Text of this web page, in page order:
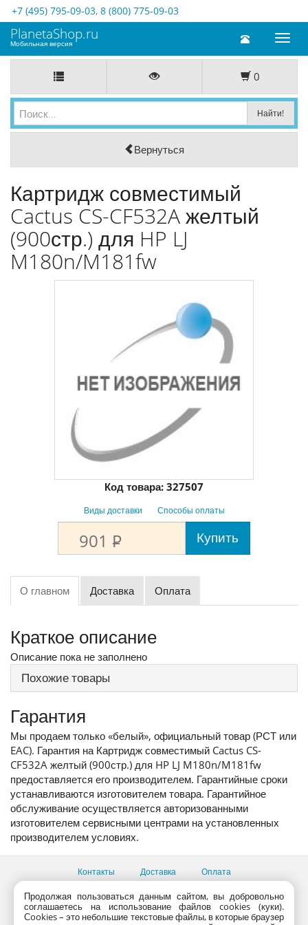
+7 (495) 795-09-03, 8 (800) 775-09-03
Toggle
PlanetaShop.ru
Мобильная версия
0
Вернуться
Картридж совместимый
Cactus CS-CF532A желтый
(900стр.) для HP LJ
M180n/M181fw
Код товара: 327507
Виды доставки Способы оплаты
901 P Купить
О главном Доставка Оплата
Краткое описание
Описание пока не заполнено
Похожие товары
Гарантия
Мы продаем только «белый», официальный товар (РСТ или
EAC). Гарантия на Картридж совместимый Cactus CS-
CF532A желтый (900стр.) для HP LJ M180n/M181fw
предоставляется его производителем. Гарантийные сроки
устанавливаются изготовителем товара. Гарантийное
обслуживание осуществляется авторизованными
изготовителем сервисными центрами на установленных
производителем условиях.
Контакты Доставка Оплата
Все пункты выдачи
Консультации продавцов по телефону:+7 (495) 795-09-03,
+7 (800) 775-09-03
Продолжая пользоваться данным сайтом, вы добровольно
соглашаетесь на использование файлов cookies (куки).
Сookies – это небольшие текстовые файлы, в которые браузер